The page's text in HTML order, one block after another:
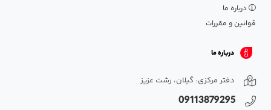
درباره ما
قوانین و مقررات
درباره ما
دفتر مرکزی: گیلان، رشت عزیز
09113879295